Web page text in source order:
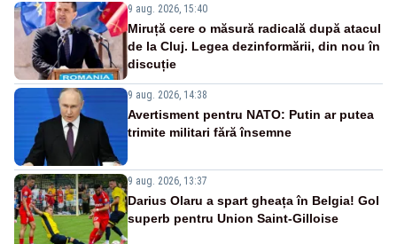
9 aug. 2026, 15:40
Miruță cere o măsură radicală după atacul
de la Cluj. Legea dezinformării, din nou în
discuție
9 aug. 2026, 14:38
Avertisment pentru NATO: Putin ar putea
trimite militari fără însemne
9 aug. 2026, 13:37
Darius Olaru a spart gheața în Belgia! Gol
superb pentru Union Saint-Gilloise